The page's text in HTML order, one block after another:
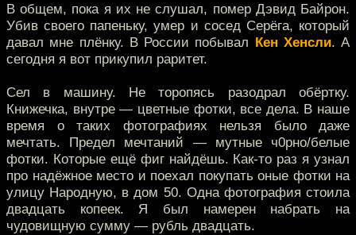
В общем, пока я их не слушал, помер Дэвид Байрон.
Убив своего папеньку, умер и сосед Серёга, который
давал мне плёнку. В России побывал Кен Хенсли. А
сегодня я вот прикупил раритет.
Сел в машину. Не торопясь разодрал обёртку.
Книжечка, внутре — цветные фотки, все дела. В наше
время о таких фотографиях нельзя было даже
мечтать. Предел мечтаний — мутные ч0рно/белые
фотки. Которые ещё фиг найдёшь. Как-то раз я узнал
про надёжное место и поехал покупать оные фотки на
улицу Народную, в дом 50. Одна фотография стоила
двадцать копеек. Я был намерен набрать на
чудовищную сумму — рубль двадцать.